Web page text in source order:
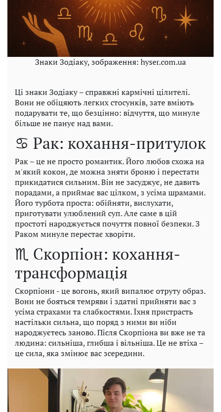
Знаки Зодіаку, зображення: hyser.com.ua
Ці знаки Зодіаку – справжні кармічні цілителі.
Вони не обіцяють легких стосунків, зате вміють
подарувати те, що безцінно: відчуття, що минуле
більше не панує над вами.
♋ Рак: кохання-притулок
Рак – це не просто романтик. Його любов схожа на
м'який кокон, де можна зняти броню і перестати
прикидатися сильним. Він не засуджує, не давить
порадами, а приймає вас цілком, з усіма шрамами.
Його турбота проста: обійняти, вислухати,
приготувати улюблений суп. Але саме в цій
простоті народжується почуття повної безпеки. З
Раком минуле перестає хворіти.
♏ Скорпіон: кохання-
трансформація
Скорпіони - це вогонь, який випалює отруту образ.
Вони не бояться темряви і здатні прийняти вас з
усіма страхами та слабкостями. Їхня пристрасть
настільки сильна, що поряд з ними ви ніби
народжуєтесь заново. Після Скорпіона ви вже не та
людина: сильніша, глибша і вільніша. Це не втіха –
це сила, яка змінює вас зсередини.